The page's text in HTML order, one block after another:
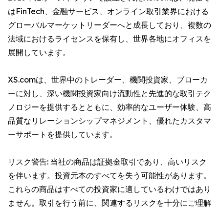
はFinTech、金融サービス、オンライン取引業界における
グローバルマーケットリーダーへと成長しており、複数の
法域におけるライセンスを保有し、世界各地にオフィスを
展開しています。
XS.comは、世界中のトレーダー、機関投資家、ブローカ
ーに対し、深い機関投資家向け流動性と先進的な取引テク
ノロジーを提供するとともに、効率的なユーザー体験、高
品質なリレーションシップマネジメント、優れたカスタマ
ーサポートを提供しています。
リスク警告: 当社の商品は証拠金取引であり、高いリスク
を伴います。投資元本のすべてを失う可能性があります。
これらの商品はすべての投資家に適しているわけではあり
ません。取引を行う前に、関連するリスクを十分にご理解